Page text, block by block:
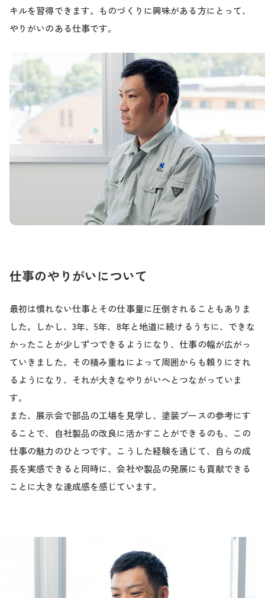
キルを習得できます。ものづくりに興味がある方にとって、
やりがいのある仕事です。
仕事のやりがいについて
最初は慣れない仕事とその仕事量に圧倒されることもありま
した。しかし、3年、5年、8年と地道に続けるうちに、できな
かったことが少しずつできるようになり、仕事の幅が広がっ
ていきました。その積み重ねによって周囲からも頼りにされ
るようになり、それが大きなやりがいへとつながっていま
す。
また、展示会で部品の工場を見学し、塗装ブースの参考にす
ることで、自社製品の改良に活かすことができるのも、この
仕事の魅力のひとつです。こうした経験を通じて、自らの成
長を実感できると同時に、会社や製品の発展にも貢献できる
ことに大きな達成感を感じています。